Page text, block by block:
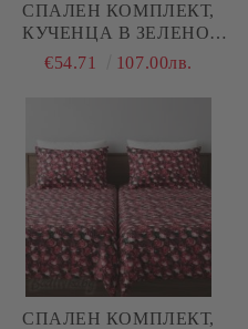
СПАЛЕН КОМПЛЕКТ,
КУЧЕНЦА В ЗЕЛЕНО,
100% ПАМУК/ 5Д,
€54.71 107.00лв.
СПАЛЕН КОМПЛЕКТ,